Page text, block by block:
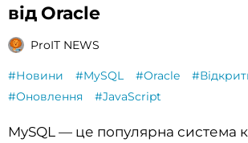
від Oracle
ProIT NEWS
#Новини #MySQL #Oracle
#Оновлення
#JavaScript
MySQL — це популярна система